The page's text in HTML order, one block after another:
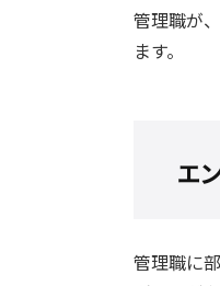
管理職が
ます。
エ
管理職に